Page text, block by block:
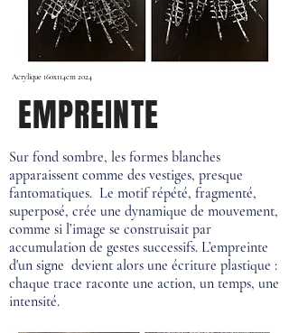
Acrylique 160x114cm 2024
EMPREINTE
Sur fond sombre, les formes blanches
apparaissent comme des vestiges, presque
fantomatiques. Le motif répété, fragmenté,
superposé, crée une dynamique de mouvement,
comme si l’image se construisait par
accumulation de gestes successifs. L’empreinte
d'un signe devient alors une écriture plastique :
chaque trace raconte une action, un temps, une
intensité.